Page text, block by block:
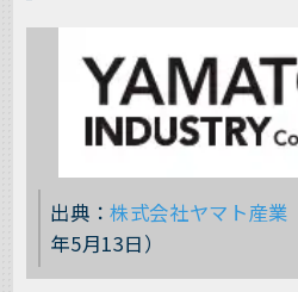
出典：株式会社ヤマト産業
年5月13日）